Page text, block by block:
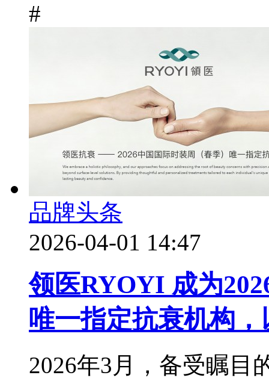
#
品牌头条
2026-04-01 14:47
领医RYOYI 成为
唯一指定抗衰机构
2026年3月，备受瞩目